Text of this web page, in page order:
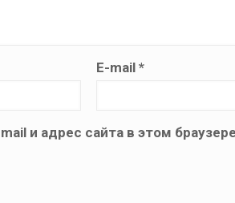
E-mail*
и адрес сайта в этом